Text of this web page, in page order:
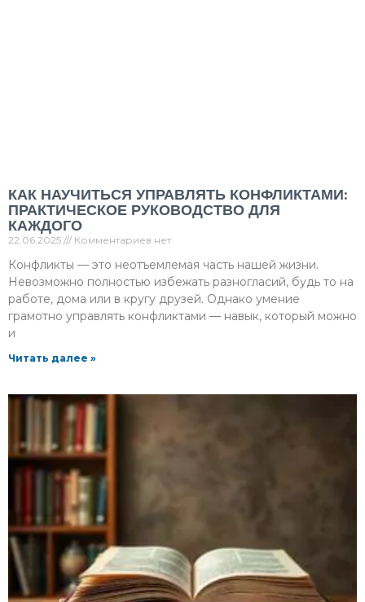
КАК НАУЧИТЬСЯ УПРАВЛЯТЬ КОНФЛИКТАМИ:
ПРАКТИЧЕСКОЕ РУКОВОДСТВО ДЛЯ
КАЖДОГО
22.06.2025 Комментариев нет
Конфликты — это неотъемлемая часть нашей жизни.
Невозможно полностью избежать разногласий, будь то на
работе, дома или в кругу друзей. Однако умение
грамотно управлять конфликтами — навык, который можно
и
Читать далее »